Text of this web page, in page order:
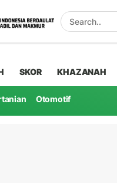
SKOR KHAZANAH
Otomotif